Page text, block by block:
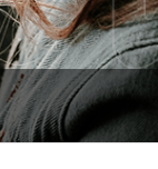
한-중앙아협력포럼
KF 아세안문화원